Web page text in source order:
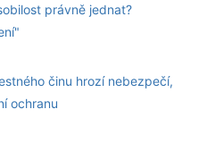
právně jednat?
činu hrozí nebezpečí,
ochranu